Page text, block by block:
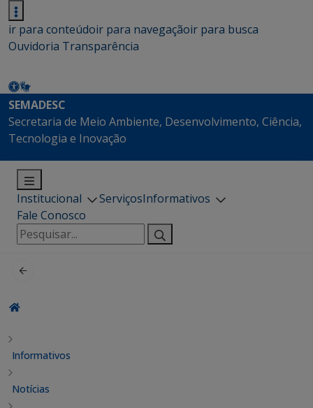
ir para conteúdoir para navegaçãoir para busca
Ouvidoria Transparência
SEMADESC
Secretaria de Meio Ambiente, Desenvolvimento, Ciência,
Tecnologia e Inovação
Institucional ServiçosInformativos
Fale Conosco
Pesquisar
por:
Informativos
Notícias